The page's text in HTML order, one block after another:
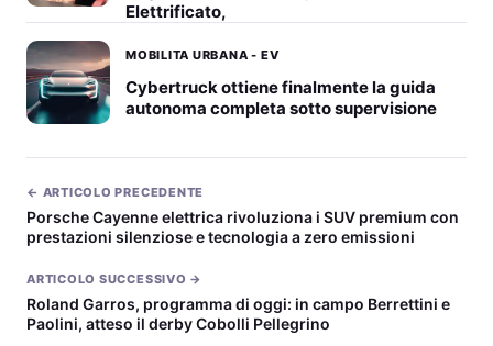
Elettrificato,
MOBILITA URBANA - EV
Cybertruck ottiene finalmente la guida
autonoma completa sotto supervisione
← ARTICOLO PRECEDENTE
Porsche Cayenne elettrica rivoluziona i SUV premium con
prestazioni silenziose e tecnologia a zero emissioni
ARTICOLO SUCCESSIVO →
Roland Garros, programma di oggi: in campo Berrettini e
Paolini, atteso il derby Cobolli Pellegrino